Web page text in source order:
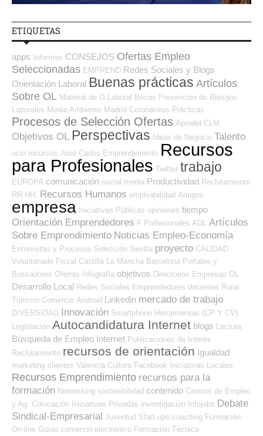
ETIQUETAS
apps Informes CONSEJOS Ofertas Empleo
Seleccionadas EMPREND Redes Sociales y Blogs
Orientación Laboral Buenas prácticas Artículos
Sobre OL Material de O.Laboral Becas Prevención de Riesgos
Laborales Medio Ambiente Madrid Coronavirus Prácticas
Procesos de Selección Ofertas Aprodel CLM
Objetivos OL Perspectivas Ideas de Negocio Talento
ocio recursos José Carlos Emprendimiento Recursos
para Profesionales Twitter trabajo
EUROPA comunicación social media Productividad Reclutamiento
RR.HH.
Recursos Humanos empleabilidad Amigos
empresa Iniciativas Públicas opiniones tiempo
Orientación Emprendedores F Profesionales ADL Artículos
Sobre Emprendimiento Noticias Empleo-Economía
Entrevistas y Procesos Selección Sevilla proyecto CALIDAD
Voluntariado Fiscal Castilla La Mancha Barcelona Portales y
Buscadores Ofertas Infografía objetivos Directorios Empresas OL
Desarrollo Local Redes Sociales Emprendedores docentes Rural
Turismo Comercio Android Linkedin mercado de trabajo
DIVERSIDAD Innovación Smartphone Herramientas (CP Y CV)
Legislación Autocandidatura Internet blogs Lectura
Búsqueda de Empleo Internet Publicaciones de Interés
Reclutamiento recursos de orientación Igualdad
marketing clientes Valencia Cultura Facebook Iniciativas Locales
Recursos Emprendimiento recursos para la
formación Networking sostenibilidad contenido Centros de Empleo
y Ag. Colocación Iniciativas Privadas investigación Infojobs Debate
Sindical-Empresarial Juventud Start-ups coaching Formación
On-line Guías comercio electrónico Formación Técnica